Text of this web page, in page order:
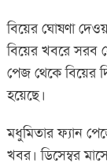
বিয়ের ঘোষণা
বিয়ের খবরে সরব
পেজ থেকে বিয়ের
হয়েছে।
মধুমিতার ফ্যান
খবর। ডিসেম্বর